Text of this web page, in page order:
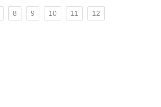
8 9 10 11 12